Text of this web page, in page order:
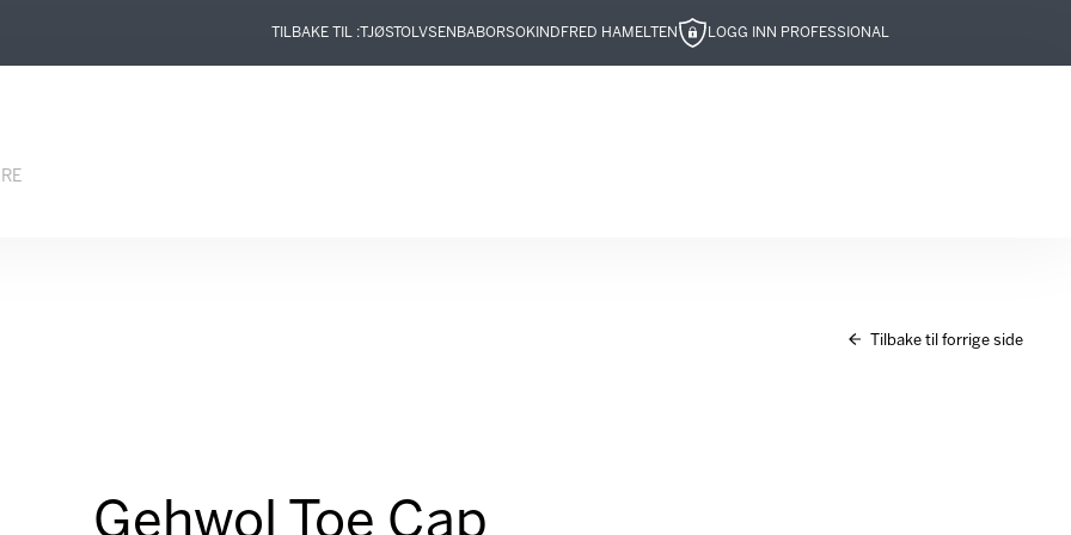
TILBAKE TIL : TJØSTOLVSEN BABORSOKIND FRED HAMELTEN LOGG INN PROFESSIONAL
Tilbake til forrige side
Gehwol Toe Cap